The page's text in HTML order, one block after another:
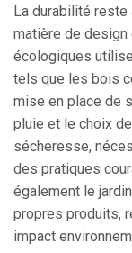
La durabilité
matière de
écologiques
tels que les bois
mise en place de
pluie et le choix
sécheresse,
des pratiques
également le
propres produits,
impact
disque dur,
action peut
site.
Analyse et
Ils permettent le
utilisateurs de
type de cookies
Web pour
utilisateurs afin
l'analyse des
utilisateurs du
sauvegarder les
pour améliorer
meilleure